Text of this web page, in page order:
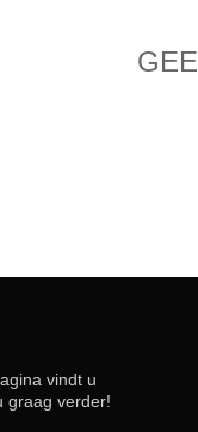
vindt u
graag verder!